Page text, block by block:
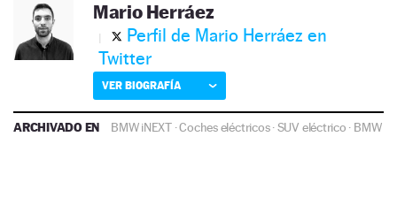
Mario Herráez
Perfil de Mario Herráez en
Twitter
VER BIOGRAFÍA
ARCHIVADO EN BMW iNEXT·Coches eléctricos·SUV eléctrico · BMW